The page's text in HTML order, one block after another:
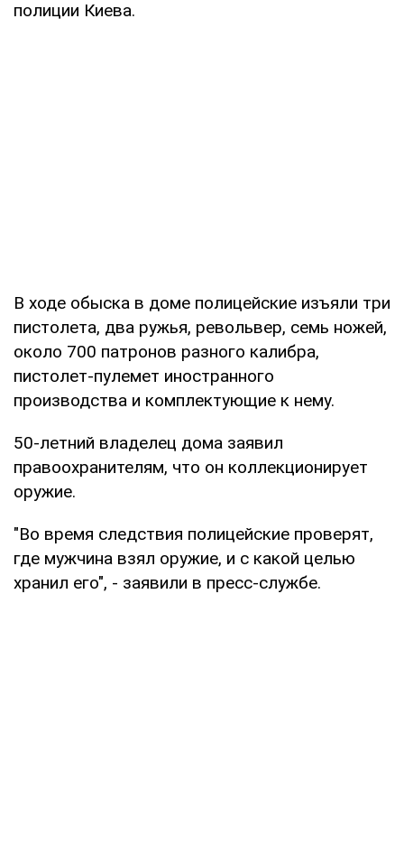
полиции Киева.
В ходе обыска в доме полицейские изъяли три
пистолета, два ружья, револьвер, семь ножей,
около 700 патронов разного калибра,
пистолет-пулемет иностранного
производства и комплектующие к нему.
50-летний владелец дома заявил
правоохранителям, что он коллекционирует
оружие.
"Во время следствия полицейские проверят,
где мужчина взял оружие, и с какой целью
хранил его", - заявили в пресс-службе.